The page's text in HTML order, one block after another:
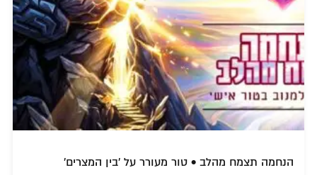
הנחמה תצמח מהלב • טור מעורר על 'בין המצרים'